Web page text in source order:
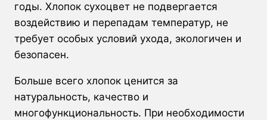
годы. Хлопок сухоцвет не подвергается
воздействию и перепадам температур, не
требует особых условий ухода, экологичен и
безопасен.
Больше всего хлопок ценится за
натуральность, качество и
многофункциональность. При необходимости